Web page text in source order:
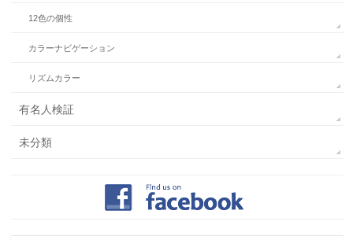
12色の個性
カラーナビゲーション
リズムカラー
有名人検証
未分類